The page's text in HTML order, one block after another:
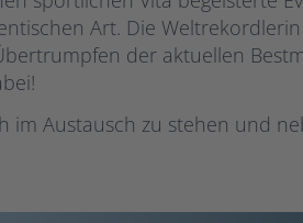
Art. Die
der aktuellen
im Austausch zu stehen und